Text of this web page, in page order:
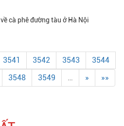
cà phê đường tàu ở Hà Nội
3541 3542 3543
3544
3548 3549 … » »»